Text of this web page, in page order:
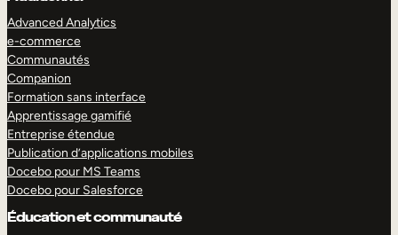
Advanced Analytics
e-commerce
Communautés
Companion
Formation sans interface
Apprentissage gamifié
Entreprise étendue
Publication d’applications mobiles
Docebo pour MS Teams
Docebo pour Salesforce
Éducation et communauté